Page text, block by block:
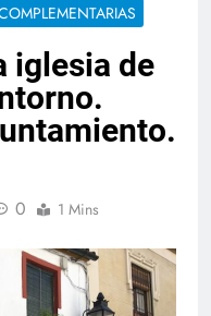
iglesia de
0 1 Mins